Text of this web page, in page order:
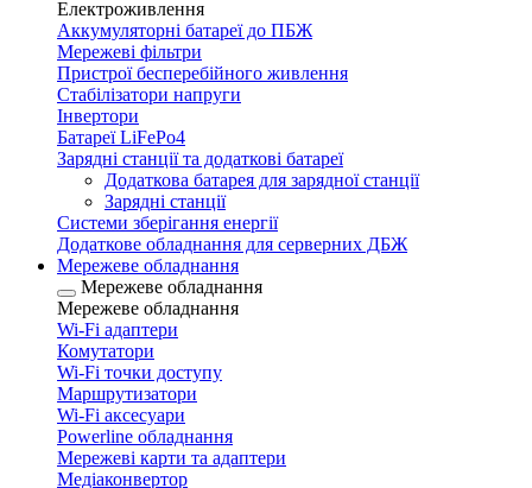
Електроживлення
Аккумуляторні батареї до ПБЖ
Мережеві фільтри
Пристрої бесперебійного живлення
Стабілізатори напруги
Інвертори
Батареї LiFePo4
Зарядні станції та додаткові батареї
Додаткова батарея для зарядної станції
Зарядні станції
Системи зберігання енергії
Додаткове обладнання для серверних ДБЖ
Мережеве обладнання
Мережеве обладнання
Мережеве обладнання
Wi-Fi адаптери
Комутатори
Wi-Fi точки доступу
Маршрутизатори
Wi-Fi аксесуари
Рowerline обладнання
Мережеві карти та адаптери
Медіаконвертор